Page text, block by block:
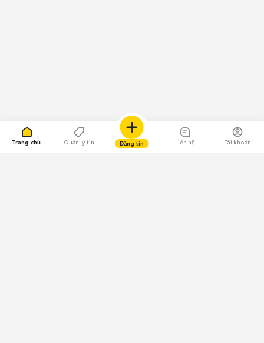
Trang chủ Quản lý tin Đăng tin Liên hệ Tài khoản